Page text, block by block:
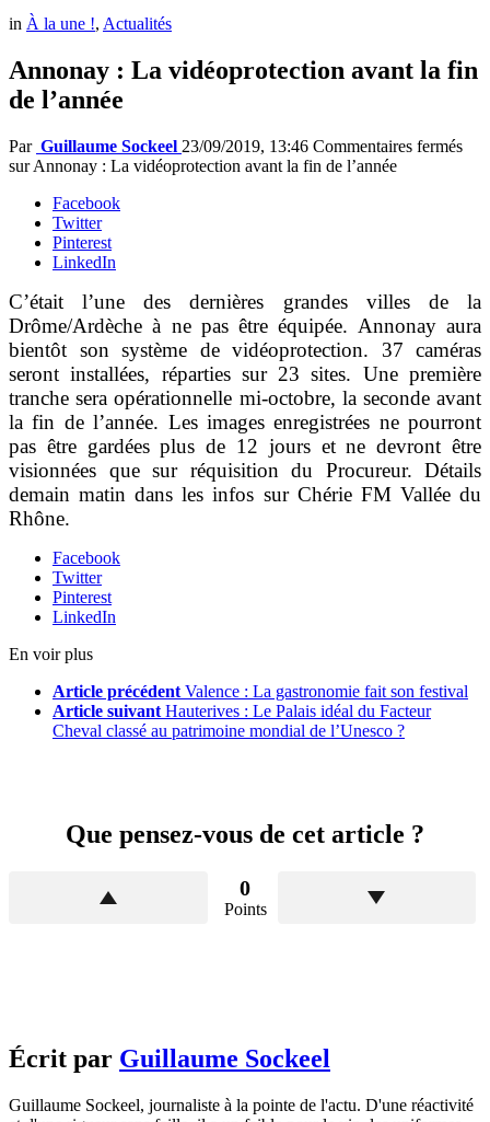
in À la une !, Actualités
Annonay : La vidéoprotection avant la fin
de l’année
Par Guillaume Sockeel 23/09/2019, 13:46 Commentaires fermés
sur Annonay : La vidéoprotection avant la fin de l’année
Facebook
Twitter
Pinterest
LinkedIn
C’était l’une des dernières grandes villes de la
Drôme/Ardèche à ne pas être équipée. Annonay aura
bientôt son système de vidéoprotection. 37 caméras
seront installées, réparties sur 23 sites. Une première
tranche sera opérationnelle mi-octobre, la seconde avant
la fin de l’année. Les images enregistrées ne pourront
pas être gardées plus de 12 jours et ne devront être
visionnées que sur réquisition du Procureur. Détails
demain matin dans les infos sur Chérie FM Vallée du
Rhône.
Facebook
Twitter
Pinterest
LinkedIn
En voir plus
Article précédent Valence : La gastronomie fait son festival
Article suivant Hauterives : Le Palais idéal du Facteur
Cheval classé au patrimoine mondial de l’Unesco ?
Que pensez-vous de cet article ?
0
Points
Écrit par Guillaume Sockeel
Guillaume Sockeel, journaliste à la pointe de l'actu. D'une réactivité